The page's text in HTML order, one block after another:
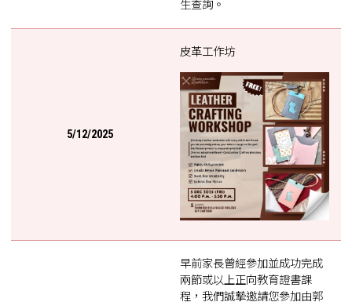
生查詢。
5/12/2025
皮革工作坊
早前家長曾經參加並成功完成
兩節或以上正向教育證書課
程，我們誠摯邀請您參加由郭